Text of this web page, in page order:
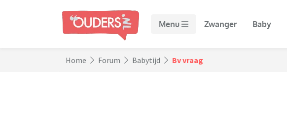
Menu Zwanger Baby
Home Forum Babytijd Bv vraag